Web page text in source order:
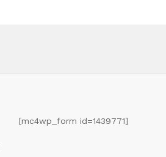
[mc4wp_form id=1439771]